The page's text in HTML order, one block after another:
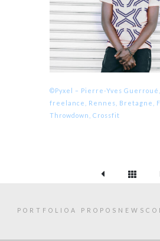
©Pyxel – Pierre-Yves
freelance, Rennes, Bretagne,
Throwdown, Crossfit
PORTFOLIO A PROPOS NEWS